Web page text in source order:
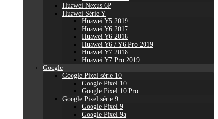
Huawei Nexus 6P
Huawei Série Y
Huawei Y5 2019
Huawei Y6 2017
Huawei Y6 2018
Huawei Y6 / Y6 Pro 2019
Huawei Y7 2018
Huawei Y7 Pro 2019
Google
Google Pixel série 10
Google Pixel 10
Google Pixel 10 Pro
Google Pixel série 9
Google Pixel 9
Google Pixel 9a